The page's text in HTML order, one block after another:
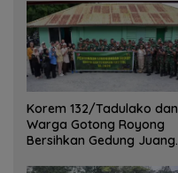
Korem 132/Tadulako dan
Warga Gotong Royong
Bersihkan Gedung Juang